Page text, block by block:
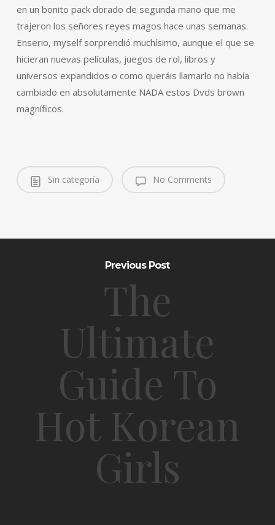
en un bonito pack dorado de segunda mano que me
trajeron los señores reyes magos hace unas semanas.
Enserio, myself sorprendió muchísimo, aunque el que se
hicieran nuevas películas, juegos de rol, libros y
universos expandidos o como queráis llamarlo no había
cambiado en absolutamente NADA estos Dvds brown
magníficos.
Sin categoría No Comments
Previous Post
The
Ultimate
Guide To
Hot Korean
Girls